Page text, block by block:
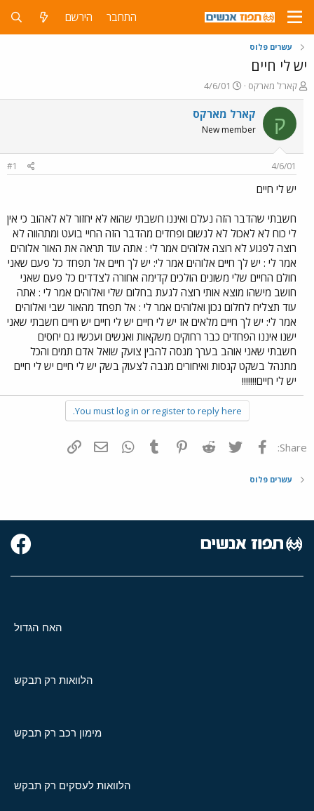
התחבר הירשם
עשרים פלוס
יש לי חיים
פ
ו
ת
ח
ה
ש
א
קארל מארקס
פ
ו
ר
ם
4/6/01
ק קארל מארקס
New member
4/6/01
#1
יש לי חיים
חשבתי שהדבר הזה נעלם ואיננו חשבתי שהוא לא יחזור לא לאהוב כי אין
לי כוח לא לאכול לא לנשום ופחדים מהדבר הזה החיי בועט ומתהווה לא
רוצה לפגוע לא רוצה אלוהים אמר לי : אתה עוד תראה את האור אלוהים
אמר לי : יש לך חיים אלוהים אמר לי: יש לך חיים אל תפחד כל פעם שאני
חולם החיים שלי משונים הולכים קדימה אחורה לצדדים כל פעם שאני
חושב מישהו מוצא אותי רוצה לגעת בחלום שלי ואלוהים אמר לי : אתה
עוד תצליח לחלום נכון ואלוהים אמר לי : אל תפחד מהאור שבי ואלוהים
אמר לי: יש לך חיים מלאים אז יש לי חיים יש לי חיים יש חיים חשבתי שאני
ישנו איננו הפחדים כבר רחוקים משקאות ואנשים ועכשיו גם יחסים
חשבתי שאני אוהב בערך מנסה להבין צועק שואל אדם תמים והכל
מתנהל בשקט קנסות ואיחורים מנבה לצעוק בשק יש לי חיים יש לי חיים
יש לי חיים!!!!!!!
You must log in or register to reply here.
Share: פייסבוק Twitter
Reddit
Pinterest
Tumblr
WhatsAppדואר אלקטרוני
עשרים פלוס
האח הגדול
הלוואות רק תבקש
מימון רכב רק תבקש
הלוואות לעסקים רק תבקש